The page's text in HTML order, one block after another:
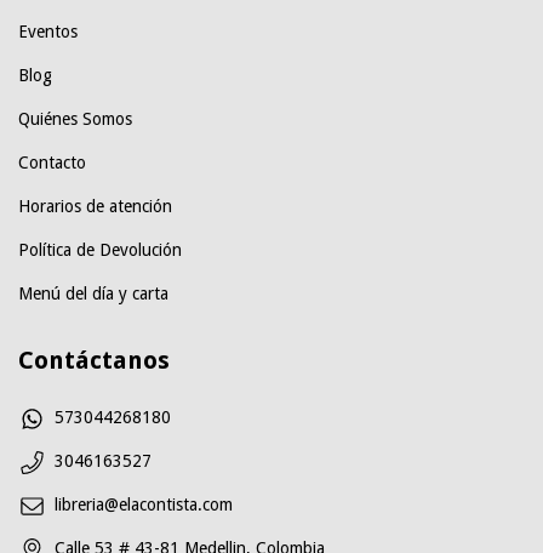
Eventos
Blog
Quiénes Somos
Contacto
Horarios de atención
Política de Devolución
Menú del día y carta
Contáctanos
573044268180
3046163527
libreria@elacontista.com
Calle 53 # 43-81 Medellin, Colombia